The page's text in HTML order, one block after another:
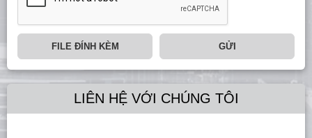
FILE ĐÍNH KÈM GỬI
LIÊN HỆ VỚI CHÚNG TÔI